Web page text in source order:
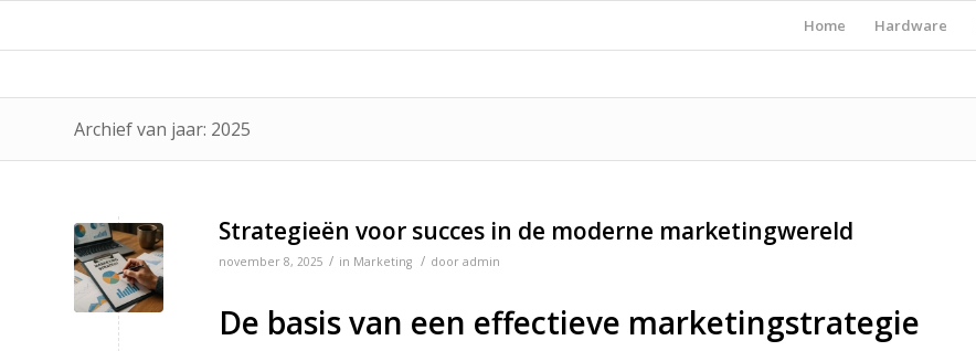
Home Hardware
Archief van jaar: 2025
Strategieën voor succes in de moderne marketingwereld
november 8, 2025 / in Marketing / door admin
De basis van een effectieve marketingstrategie